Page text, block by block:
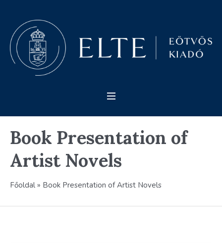
Book Presentation of
Artist Novels
Főoldal » Book Presentation of Artist Novels